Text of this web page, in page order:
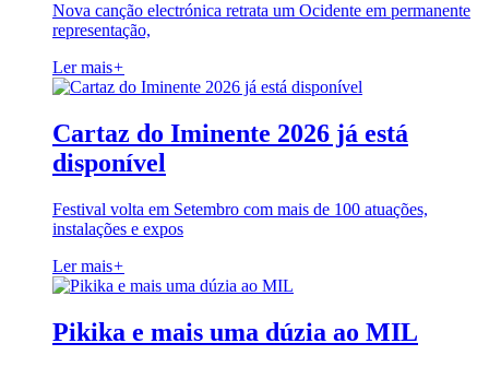
Nova canção electrónica retrata um Ocidente em permanente
representação,
Ler mais+
Cartaz do Iminente 2026 já está
disponível
Festival volta em Setembro com mais de 100 atuações,
instalações e expos
Ler mais+
Pikika e mais uma dúzia ao MIL